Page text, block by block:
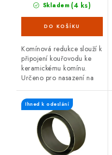
Skladem (4 ks)
Komínová redukce slouží k
připojení kouřovodu ke
keramickému komínu.
Určeno pro nasazení na
průměru 160 mm. Průměr
komína 180 mm. S těsnící
šňůrou.
Ihned k odeslání